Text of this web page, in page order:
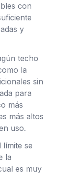
con
y
techo
la
sin
para
más
más altos
uso.
límite se
la
es muy